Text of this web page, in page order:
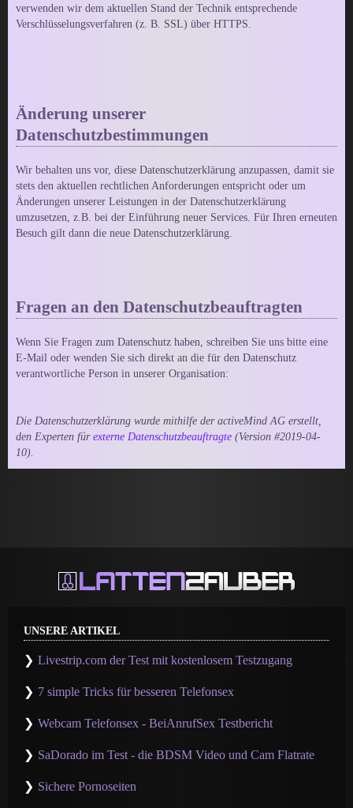
verwenden wir dem aktuellen Stand der Technik entsprechende
Verschlüsselungsverfahren (z. B. SSL) über HTTPS.
Änderung unserer
Datenschutzbestimmungen
Wir behalten uns vor, diese Datenschutzerklärung anzupassen, damit sie
stets den aktuellen rechtlichen Anforderungen entspricht oder um
Änderungen unserer Leistungen in der Datenschutzerklärung
umzusetzen, z.B. bei der Einführung neuer Services. Für Ihren erneuten
Besuch gilt dann die neue Datenschutzerklärung.
Fragen an den Datenschutzbeauftragten
Wenn Sie Fragen zum Datenschutz haben, schreiben Sie uns bitte eine
E-Mail oder wenden Sie sich direkt an die für den Datenschutz
verantwortliche Person in unserer Organisation:
Die Datenschutzerklärung wurde mithilfe der activeMind AG erstellt,
den Experten für externe Datenschutzbeauftragte (Version #2019-04-
10).
UNSERE ARTIKEL
Livestrip.com der Test mit kostenlosem Testzugang
7 simple Tricks für besseren Telefonsex
Webcam Telefonsex - BeiAnrufSex Testbericht
SaDorado im Test - die BDSM Video und Cam Flatrate
Sichere Pornoseiten